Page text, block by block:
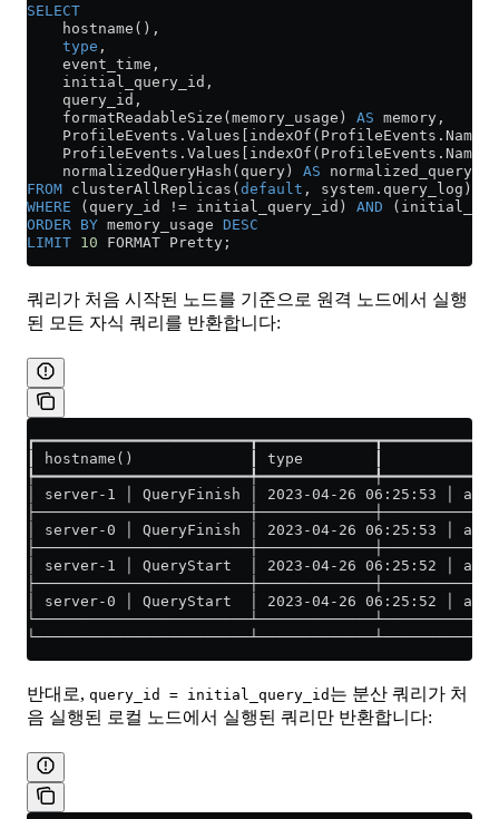
SELECT
    hostname(),
    type
,
    event_time,
    initial_query_id,
    query_id,
    formatReadableSize(memory_usage)
AS memory,
    ProfileEvents
. Values
    ProfileEvents
. Values
    normalizedQueryHash(query)
AS
FROM clusterAllReplicas(default , system . query_log )
WHERE (query_id != initial_query_id) AND
ORDER BY memory_usage DESC
LIMIT 10 FORMAT Pretty;
쿼리가 처음 시작된 노드를 기준으로 원격 노드에서 실행
된 모든 자식 쿼리를 반환합니다:
┃ hostname()             ┃ type        ┃
│ server-1 │ QueryFinish │ 2023-04-26 06:25:53 │
│ server-0 │ QueryFinish │ 2023-04-26 06:25:53 │
│ server-1 │ QueryStart  │ 2023-04-26 06:25:52 │
│ server-0 │ QueryStart  │ 2023-04-26 06:25:52 │
반대로, query_id = initial_query_id 는 분산 쿼리가 처
음 실행된 로컬 노드에서 실행된 쿼리만 반환합니다: